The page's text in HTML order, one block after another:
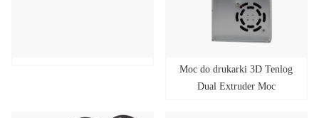
Moc do drukarki 3D Tenlog
Dual Extruder Moc